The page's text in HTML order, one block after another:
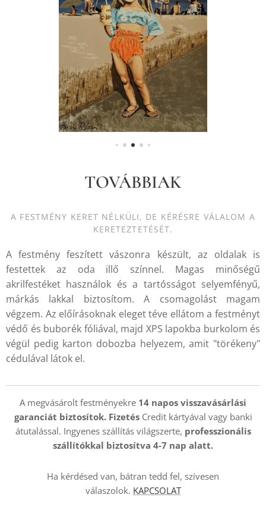
TOVÁBBIAK
A FESTMÉNY KERET NÉLKÜLI, DE KÉRÉSRE VÁLALOM A
KERETEZTETÉSÉT.
A festmény feszített vászonra készült, az oldalak is
festettek az oda illő színnel. Magas minőségű
akrilfestéket használok és a tartósságot selyemfényű,
márkás lakkal biztosítom. A csomagolást magam
végzem. Az előírásoknak eleget téve ellátom a festményt
védő és buborék fóliával, majd XPS lapokba burkolom és
végül pedig karton dobozba helyezem, amit "törékeny"
cédulával látok el.
A megvásárolt festményekre 14 napos visszavásárlási
garanciát biztosítok. Fizetés Credit kártyával vagy banki
átutalással. Ingyenes szállítás világszerte, professzionális
szállítókkal biztosítva 4-7 nap alatt.
Ha kérdésed van, bátran tedd fel, szívesen
válaszolok. KAPCSOLAT